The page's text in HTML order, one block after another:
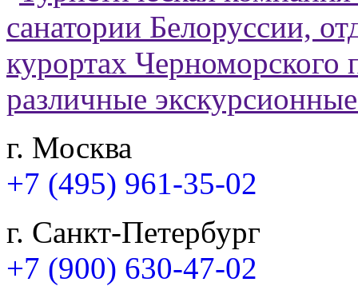
г. Москва
+7 (495) 961-35-02
г. Санкт-Петербург
+7 (900) 630-47-02